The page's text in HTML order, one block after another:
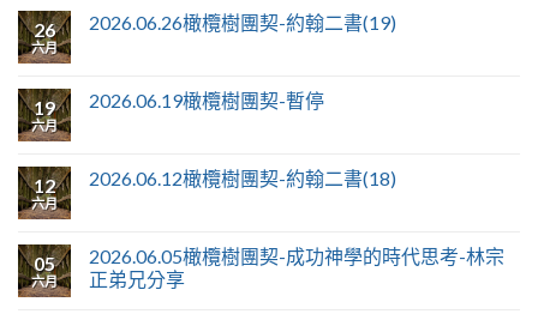
26
六月
2026.06.26橄欖樹團契-約翰二書(19)
19
六月
2026.06.19橄欖樹團契-暫停
12
六月
2026.06.12橄欖樹團契-約翰二書(18)
05
六月
2026.06.05橄欖樹團契-成功神學的時代思考-林宗
正弟兄分享